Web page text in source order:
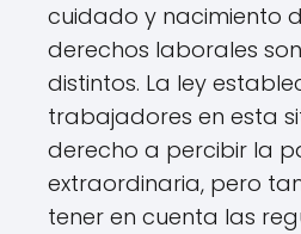
cuidado y nacimiento
derechos laborales
distintos. La ley
trabajadores en esta
derecho a percibir la
extraordinaria, pero
tener en cuenta las